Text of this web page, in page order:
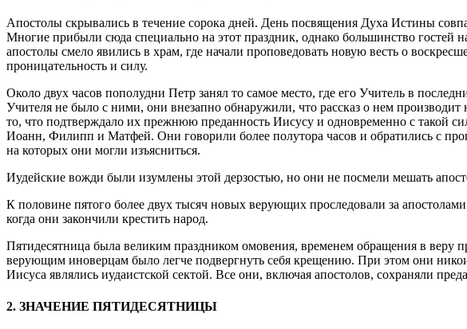
Апостолы скрывались в течение сорока дней. День посвящения Духа Истины
Многие прибыли сюда специально на этот праздник, однако большинство гостей
апостолы смело явились в храм, где начали проповедовать новую весть о
проницательность и силу.
Около двух часов пополудни Петр занял то самое место, где его Учитель в
Учителя не было с ними, они внезапно обнаружили, что рассказ о нем
то, что подтверждало их прежнюю преданность Иисусу и одновременно с такой
Иоанн, Филипп и Матфей. Они говорили более полутора часов и обратились с
на которых они могли изъясниться.
Иудейские вожди были изумлены этой дерзостью, но они не посмели мешать
К половине пятого более двух тысяч новых верующих проследовали за
когда они закончили крестить народ.
Пятидесятница была великим праздником омовения, временем обращения в
верующим иноверцам было легче подвергнуть себя крещению. При этом они
Иисуса являлись иудаистской сектой. Все они, включая апостолов, сохраняли
2. ЗНАЧЕНИЕ ПЯТИДЕСЯТНИЦЫ